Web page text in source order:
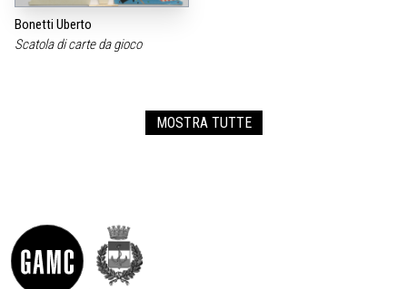
Bonetti Uberto
Scatola di carte da gioco
MOSTRA TUTTE